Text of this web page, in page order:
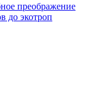
преображение
до экотроп